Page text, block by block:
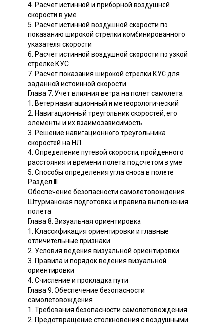
4. Расчет истинной и приборной воздушной
скорости в уме
5. Расчет истинной воздушной скорости по
показанию широкой стрелки комбинированного
указателя скорости
6. Расчет истинной воздушной скорости по узкой
стрелке КУС
7. Расчет показания широкой стрелки КУС для
заданной истоинной скорости
Глава 7. Учет влияния ветра на полет самолета
1. Ветер навигационный и метеорологический
2. Навигационный треугольник скоростей, его
элементы и их взаимозависимость
3. Решение навигационного треугольника
скоростей на НЛ
4. Определение путевой скорости, пройденного
расстояния и времени полета подсчетом в уме
5. Способы определения угла сноса в полете
Раздел III
Обеспечение безопасности самолетовождения.
Штурманская подготовка и правила выполнения
полета
Глава 8. Визуальная ориентировка
1. Классификация ориентировки и главные
отличительные признаки
2. Условия ведения визуальной ориентировки
3. Правила и порядок ведения визуальной
ориентировки
4. Счисление и прокладка пути
Глава 9. Обеспечение безопасности
самолетовождения
1. Требования безопасности самолетовождения
2. Предотвращение столкновения с воздушными